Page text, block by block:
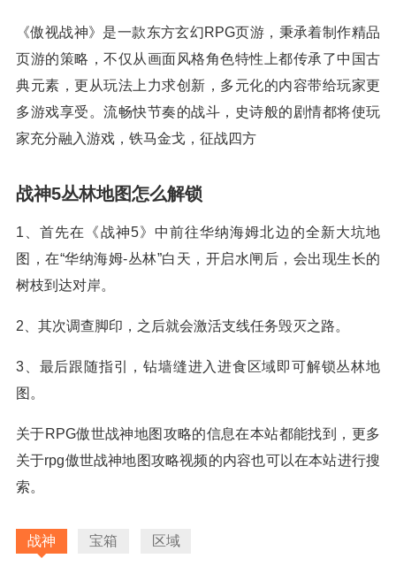
《傲视战神》是一款东方玄幻RPG页游，秉承着制作精品
页游的策略，不仅从画面风格角色特性上都传承了中国古
典元素，更从玩法上力求创新，多元化的内容带给玩家更
多游戏享受。流畅快节奏的战斗，史诗般的剧情都将使玩
家充分融入游戏，铁马金戈，征战四方
战神5丛林地图怎么解锁
1、首先在《战神5》中前往华纳海姆北边的全新大坑地
图，在“华纳海姆-丛林”白天，开启水闸后，会出现生长的
树枝到达对岸。
2、其次调查脚印，之后就会激活支线任务毁灭之路。
3、最后跟随指引，钻墙缝进入进食区域即可解锁丛林地
图。
关于RPG傲世战神地图攻略的信息在本站都能找到，更多
关于rpg傲世战神地图攻略视频的内容也可以在本站进行搜
索。
战神 宝箱 区域